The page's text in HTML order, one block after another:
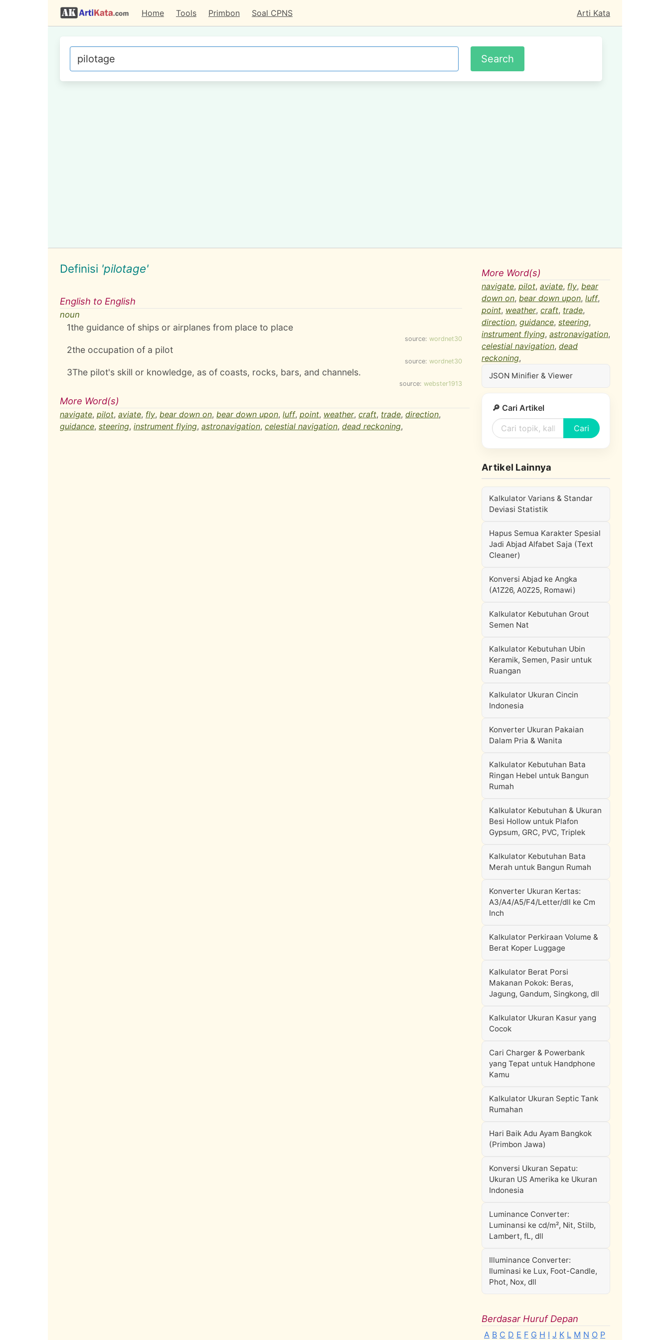
Home Tools Primbon Soal CPNS Arti Kata
Definisi 'pilotage'
English to English
noun
1the guidance of ships or airplanes from place to place
source: wordnet30
2the occupation of a pilot
source: wordnet30
3The pilot's skill or knowledge, as of coasts, rocks, bars, and channels.
source: webster1913
More Word(s)
navigate, pilot, aviate, fly, bear down on, bear down upon, luff, point, weather, craft, trade, direction,
guidance, steering, instrument flying, astronavigation, celestial navigation, dead reckoning,
More Word(s)
navigate, pilot, aviate, fly, bear
down on, bear down upon, luff,
point, weather, craft, trade,
direction, guidance, steering,
instrument flying, astronavigation,
celestial navigation, dead
reckoning,
JSON Minifier & Viewer
🔎 Cari Artikel
Cari
Artikel Lainnya
Kalkulator Varians & Standar
Deviasi Statistik
Hapus Semua Karakter Spesial
Jadi Abjad Alfabet Saja (Text
Cleaner)
Konversi Abjad ke Angka
(A1Z26, A0Z25, Romawi)
Kalkulator Kebutuhan Grout
Semen Nat
Kalkulator Kebutuhan Ubin
Keramik, Semen, Pasir untuk
Ruangan
Kalkulator Ukuran Cincin
Indonesia
Konverter Ukuran Pakaian
Dalam Pria & Wanita
Kalkulator Kebutuhan Bata
Ringan Hebel untuk Bangun
Rumah
Kalkulator Kebutuhan & Ukuran
Besi Hollow untuk Plafon
Gypsum, GRC, PVC, Triplek
Kalkulator Kebutuhan Bata
Merah untuk Bangun Rumah
Konverter Ukuran Kertas:
A3/A4/A5/F4/Letter/dll ke Cm
Inch
Kalkulator Perkiraan Volume &
Berat Koper Luggage
Kalkulator Berat Porsi
Makanan Pokok: Beras,
Jagung, Gandum, Singkong, dll
Kalkulator Ukuran Kasur yang
Cocok
Cari Charger & Powerbank
yang Tepat untuk Handphone
Kamu
Kalkulator Ukuran Septic Tank
Rumahan
Hari Baik Adu Ayam Bangkok
(Primbon Jawa)
Konversi Ukuran Sepatu:
Ukuran US Amerika ke Ukuran
Indonesia
Luminance Converter:
Luminansi ke cd/m², Nit, Stilb,
Lambert, fL, dll
Illuminance Converter:
Iluminasi ke Lux, Foot-Candle,
Phot, Nox, dll
Berdasar Huruf Depan
A B C D E F G H I J K L M N O P